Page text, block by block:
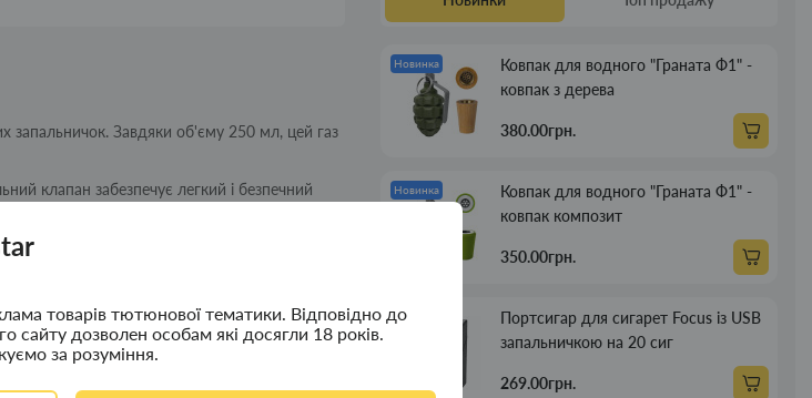
товарів тютюнової тематики. Відповідно до
сайту дозволен особам які досягли 18 років.
за розуміння.
запальничок. Завдяки об'єму 250 мл, цей газ
клапан забезпечує легкий і безпечний
що робить його чудовим вибором
своїх запальничок.
Новинка
Ковпак для водного "Граната Ф1" -
ковпак з дерева
380.00грн.
Новинка
Ковпак для водного "Граната Ф1" -
ковпак композит
350.00грн.
Новинка
Портсигар для сигарет Focus із USB
запальничкою на 20 сиг
269.00грн.